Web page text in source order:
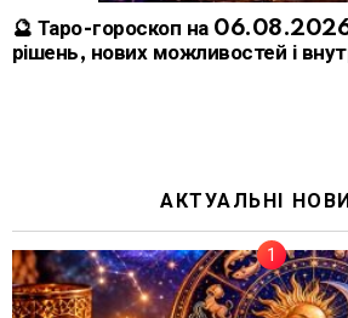
🔮 Таро-гороскоп на
рішень, нових можливостей і
АКТУАЛЬНІ